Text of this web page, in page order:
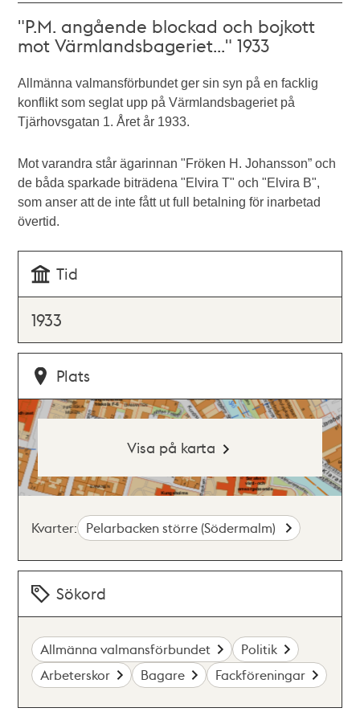
"P.M. angående blockad och bojkott
mot Värmlandsbageriet..." 1933
Allmänna valmansförbundet ger sin syn på en facklig
konflikt som seglat upp på Värmlandsbageriet på
Tjärhovsgatan 1. Året år 1933.
Mot varandra står ägarinnan "Fröken H. Johansson” och
de båda sparkade biträdena "Elvira T" och "Elvira B",
som anser att de inte fått ut full betalning för inarbetad
övertid.
Tid
1933
Plats
Visa på karta
Kvarter: Pelarbacken större (Södermalm)
Sökord
Allmänna valmansförbundet
Politik
Arbeterskor
Bagare Fackföreningar